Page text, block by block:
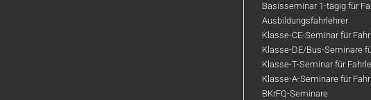
Basisseminar 1-tägig für
Ausbildungsfahrlehrer
Klasse-CE-Seminar für
Klasse-DE/Bus-Seminare
Klasse-T-Seminar für
Klasse-A-Seminare für
BKrFQ-Seminare